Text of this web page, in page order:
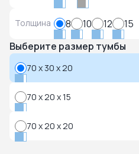
Толщина 8 10 12
15
Выберите размер тумбы
70 x 30 x 20
70 x 20 x 15
70 x 20 x 20